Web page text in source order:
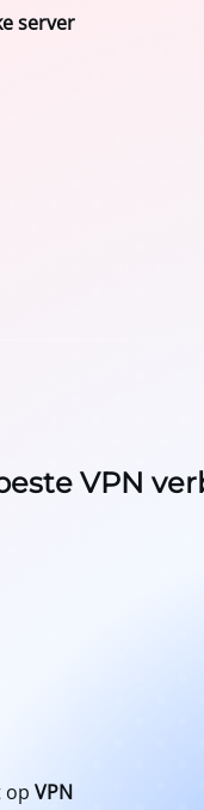
server
VPN
op VPN